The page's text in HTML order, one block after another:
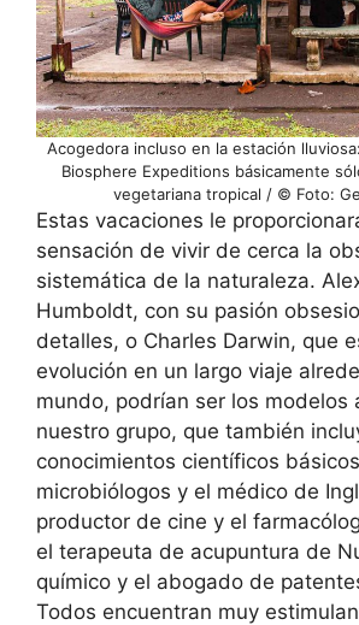
Acogedora incluso en la estación
Biosphere Expeditions básicamente
vegetariana tropical / © Foto:
Estas vacaciones le
sensación de vivir de cerca la
sistemática de la naturaleza.
Humboldt, con su pasión
detalles, o Charles Darwin, que
evolución en un largo viaje
mundo, podrían ser los modelos
nuestro grupo, que también
conocimientos científicos
microbiólogos y el médico de
productor de cine y el
el terapeuta de acupuntura de
químico y el abogado de
Todos encuentran muy